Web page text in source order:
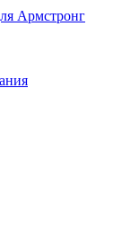
Армстронг